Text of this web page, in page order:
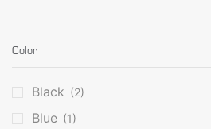
Color
Black (2)
Blue (1)